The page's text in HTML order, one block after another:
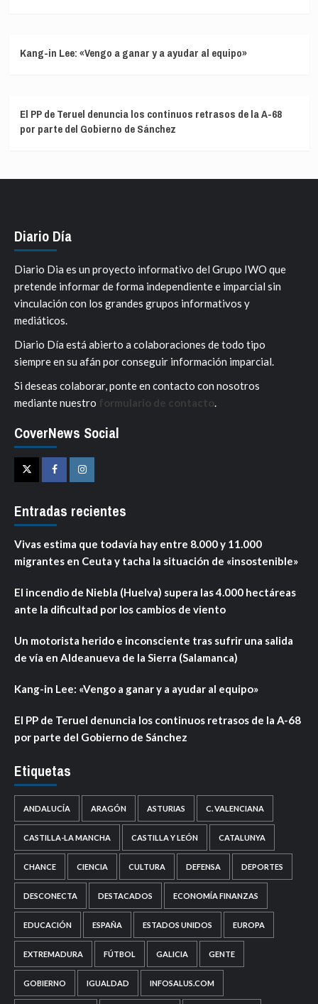
Kang-in Lee: «Vengo a ganar y a ayudar al equipo»
El PP de Teruel denuncia los continuos retrasos de la A-68
por parte del Gobierno de Sánchez
Diario Día
Diario Dia es un proyecto informativo del Grupo IWO que
pretende informar de forma independiente e imparcial sin
vinculación con los grandes grupos informativos y
mediáticos.
Diario Día está abierto a colaboraciones de todo tipo
siempre en su afán por conseguir información imparcial.
Si deseas colaborar, ponte en contacto con nosotros
mediante nuestro formulario de contacto.
CoverNews Social
TwitterFacebookInstagram
Entradas recientes
Vivas estima que todavía hay entre 8.000 y 11.000
migrantes en Ceuta y tacha la situación de «insostenible»
El incendio de Niebla (Huelva) supera las 4.000 hectáreas
ante la dificultad por los cambios de viento
Un motorista herido e inconsciente tras sufrir una salida
de vía en Aldeanueva de la Sierra (Salamanca)
Kang-in Lee: «Vengo a ganar y a ayudar al equipo»
El PP de Teruel denuncia los continuos retrasos de la A-68
por parte del Gobierno de Sánchez
Etiquetas
ANDALUCÍA ARAGÓN ASTURIAS C. VALENCIANA
CASTILLA-LA MANCHA CASTILLA Y LEÓN CATALUNYA
CHANCE CIENCIA CULTURA DEFENSA DEPORTES
DESCONECTA DESTACADOS ECONOMÍA FINANZAS
EDUCACIÓN ESPAÑA ESTADOS UNIDOS EUROPA
EXTREMADURA FÚTBOL GALICIA GENTE
GOBIERNO IGUALDAD INFOSALUS.COM